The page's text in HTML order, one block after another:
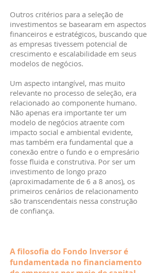
Outros critérios para a seleção de
investimentos se basearam em aspectos
financeiros e estratégicos, buscando que
as empresas tivessem potencial de
crescimento e escalabilidade em seus
modelos de negócios.
Um aspecto intangível, mas muito
relevante no processo de seleção, era
relacionado ao componente humano.
Não apenas era importante ter um
modelo de negócios atraente com
impacto social e ambiental evidente,
mas também era fundamental que a
conexão entre o fundo e o empresário
fosse fluida e construtiva. Por ser um
investimento de longo prazo
(aproximadamente de 6 a 8 anos), os
primeiros cenários de relacionamento
são transcendentais nessa construção
de confiança.
A filosofia do Fondo Inversor é
fundamentada no financiamento